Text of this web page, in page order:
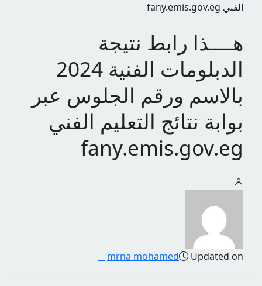
الفني fany.emis.gov.eg
ه‍ــــذا رابط نتيجة
الدبلومات الفنية 2024
بالاسم ورقم الجلوس عبر
بوابة نتائج التعليم الفني
fany.emis.gov.eg
mrna mohamed Updated on